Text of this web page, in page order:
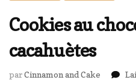
Cookies au
cacahuètes
parCinnamon and Cake